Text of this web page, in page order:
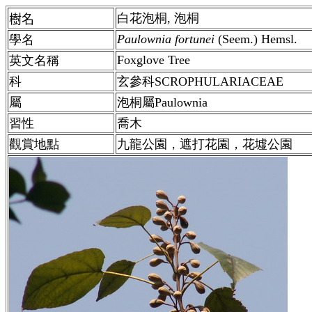
樹名
白花泡桐, 泡桐
學名
Paulownia fortunei (Seem.) Hemsl.
英文名稱
Foxglove Tree
科
玄參科SCROPHULARIACEAE
屬
泡桐屬Paulownia
習性
喬木
觀賞地點
九龍公園，遮打花園，花墟公園